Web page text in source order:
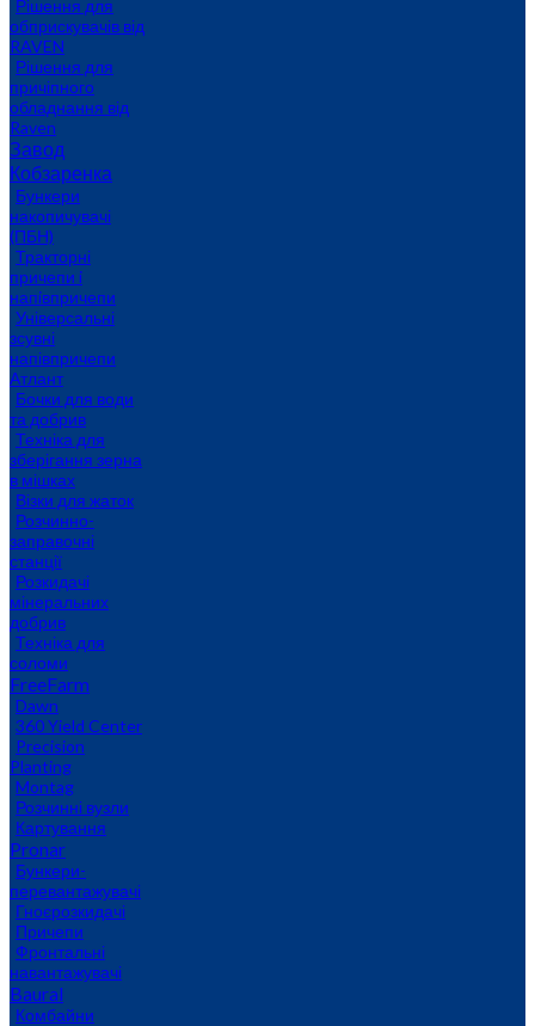
Рішення для
обприскувачів від
RAVEN
Рішення для
причіпного
обладнання від
Raven
Завод
Кобзаренка
Бункери
накопичувачі
(ПБН)
Тракторні
причепи i
напiвпричепи
Універсальні
зсувні
напівпричепи
Атлант
Бочки для води
та добрив
Техніка для
зберігання зерна
в мішках
Візки для жаток
Розчинно-
заправочні
станції
Розкидачі
мінеральних
добрив
Техніка для
соломи
FreeFarm
Dawn
360 Yield Center
Precision
Planting
Montag
Розчинні вузли
Картування
Pronar
Бункери-
перевантажувачі
Гноєрозкидачі
Причепи
Фронтальні
навантажувачі
Baural
Комбайни